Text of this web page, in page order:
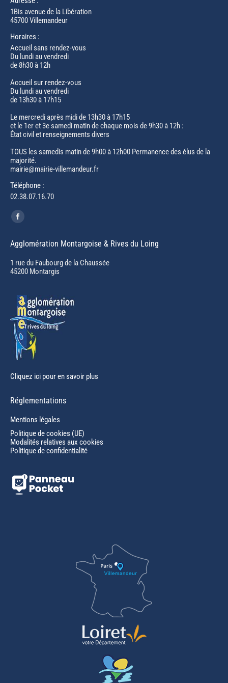
1Bis avenue de la Libération
45700 Villemandeur
Horaires :
Accueil sans rendez-vous
Du lundi au vendredi
de 8h30 à 12h
Accueil sur rendez-vous
Du lundi au vendredi
de 13h30 à 17h15
Le mercredi après midi de 13h30 à 17h15
et le 1er et 3e samedi matin de chaque mois de 9h30 à 12h :
État civil et renseignements divers
TOUS les samedis matin de 9h00 à 12h00 Permanence des élus de la
majorité.
mairie@mairie-villemandeur.fr
Téléphone :
02.38.07.16.70
Trouvez nous sur :
Facebook
opens
in
new
Agglomération Montargoise & Rives du Loing
1 rue du Faubourg de la Chaussée
45200 Montargis
Cliquez ici pour en savoir plus
Réglementations
Mentions légales
Politique de cookies (UE)
Modalités relatives aux cookies
Politique de confidentialité